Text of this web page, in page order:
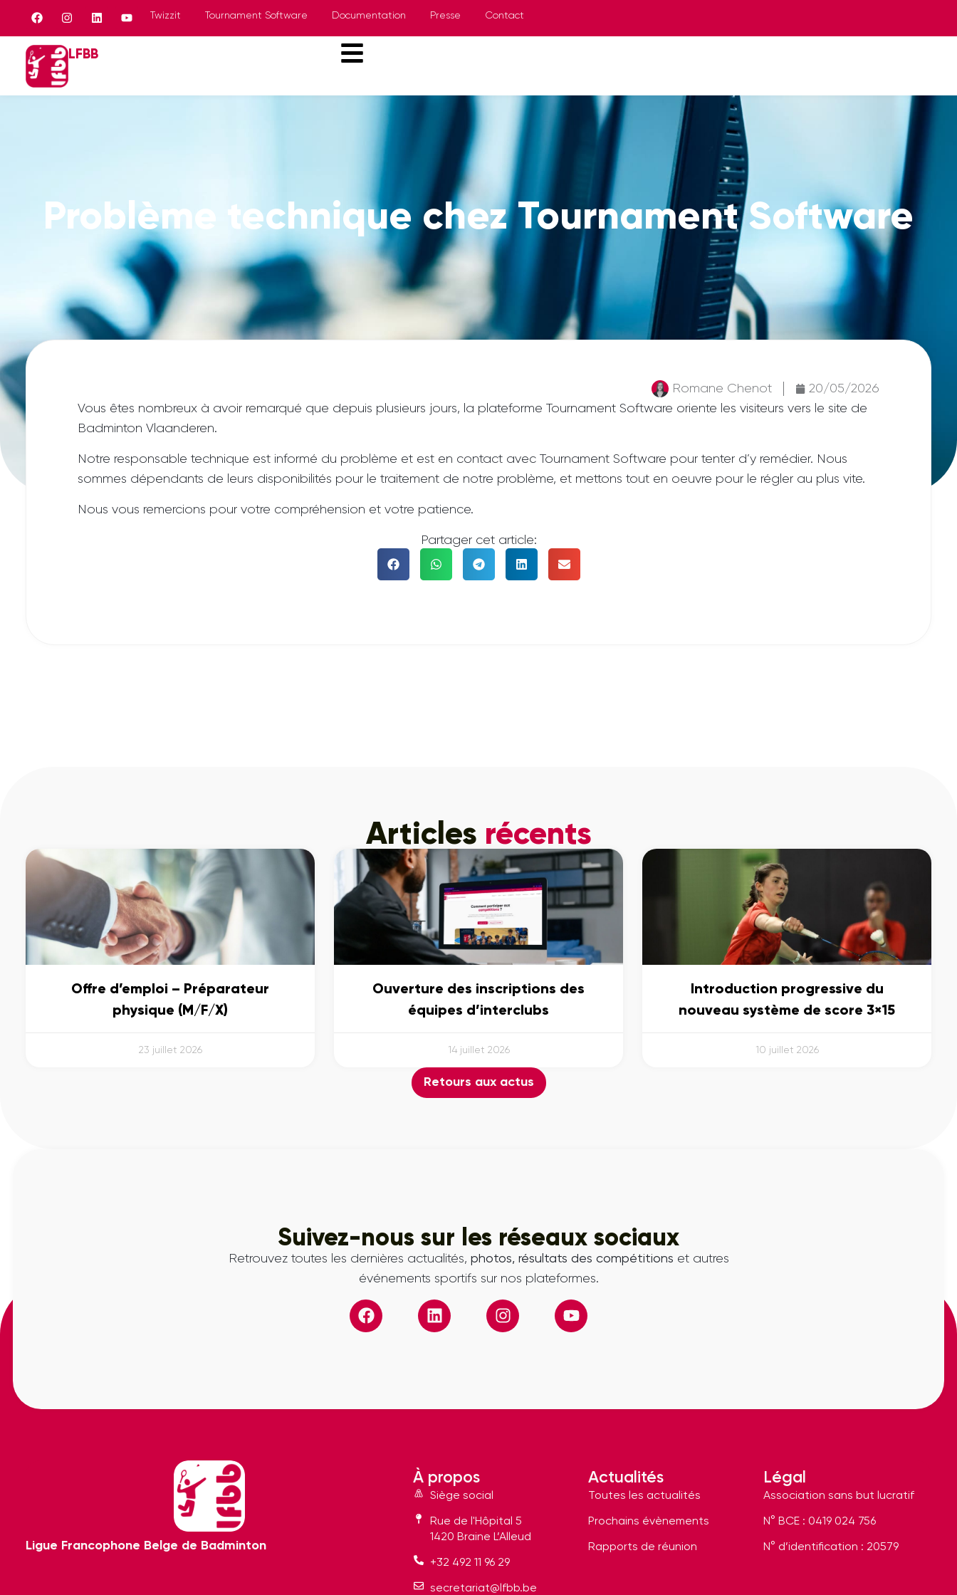
Twizzit Tournament Software Documentation Presse Contact
LFBB
Problème technique chez Tournament Software
Romane Chenot
20/05/2026
Vous êtes nombreux à avoir remarqué que depuis plusieurs jours, la plateforme Tournament Software oriente les visiteurs vers le site de
Badminton Vlaanderen.
Notre responsable technique est informé du problème et est en contact avec Tournament Software pour tenter d’y remédier. Nous
sommes dépendants de leurs disponibilités pour le traitement de notre problème, et mettons tout en oeuvre pour le régler au plus vite.
Nous vous remercions pour votre compréhension et votre patience.
Partager cet article:
Articles récents
Offre d’emploi – Préparateur
physique (M/F/X)
23 juillet 2026
Ouverture des inscriptions des
équipes d’interclubs
14 juillet 2026
Introduction progressive du
nouveau système de score 3×15
10 juillet 2026
Retours aux actus
Suivez-nous sur les réseaux sociaux
Retrouvez toutes les dernières actualités, photos, résultats des compétitions et autres
événements sportifs sur nos plateformes.
Ligue Francophone Belge de Badminton
À propos
Siège social
Rue de l'Hôpital 5
1420 Braine L’Alleud
+32 492 11 96 29
secretariat@lfbb.be
Actualités
Toutes les actualités
Prochains évènements
Rapports de réunion
Légal
Association sans but lucratif
N° BCE : 0419 024 756
N° d’identification : 20579